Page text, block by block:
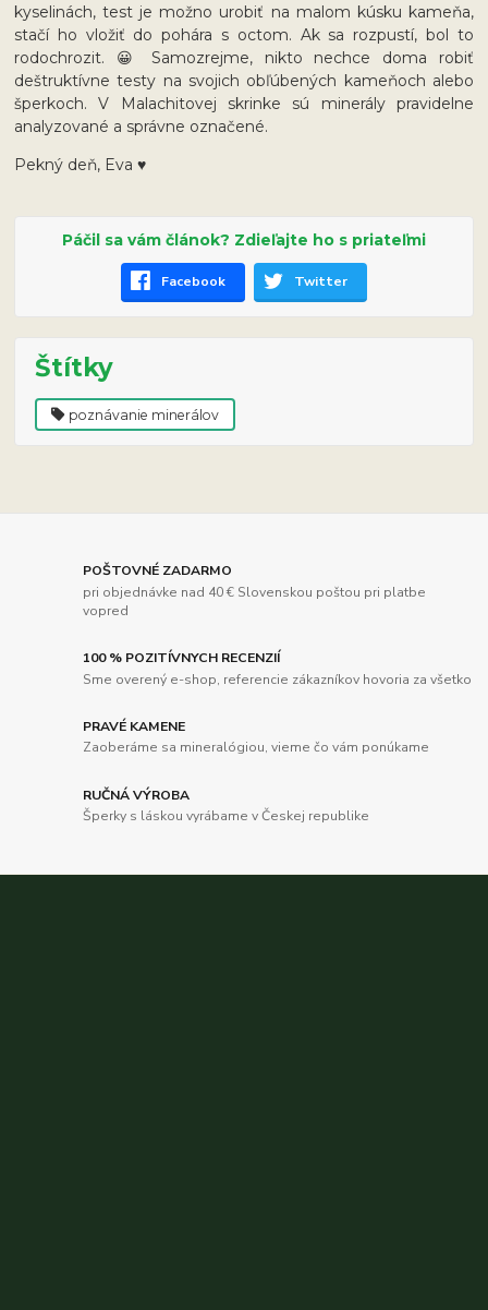
kyselinách, test je možno urobiť na malom kúsku kameňa,
stačí ho vložiť do pohára s octom. Ak sa rozpustí, bol to
rodochrozit. 😀 Samozrejme, nikto nechce doma robiť
deštruktívne testy na svojich obľúbených kameňoch alebo
šperkoch. V Malachitovej skrinke sú minerály pravidelne
analyzované a správne označené.
Pekný deň, Eva ♥
Páčil sa vám článok? Zdieľajte ho s priateľmi
Facebook Twitter
Štítky
poznávanie minerálov
POŠTOVNÉ ZADARMO
pri objednávke nad 40 € Slovenskou poštou pri platbe
vopred
100 % POZITÍVNYCH RECENZIÍ
Sme overený e-shop, referencie zákazníkov hovoria za všetko
PRAVÉ KAMENE
Zaoberáme sa mineralógiou, vieme čo vám ponúkame
RUČNÁ VÝROBA
Šperky s láskou vyrábame v Českej republike